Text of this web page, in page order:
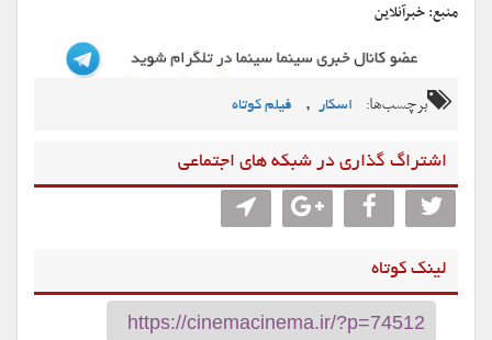
منبع: خبرآنلاین
برچسب‌ها: اسکار , فیلم کوتاه
اشتراگ گذاری در شبکه های اجتماعی
لینک کوتاه